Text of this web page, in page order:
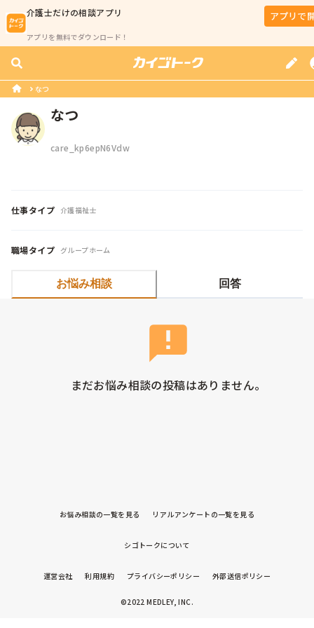
介護士だけの相談アプリ
アプリを無料でダウンロード！
アプリで
なつ
なつ
care_kp6epN6Vdw
仕事タイプ 介護福祉士
職場タイプ グループホーム
お悩み相談 回答
まだお悩み相談の投稿はありません。
お悩み相談の一覧を見る リアルアンケートの一覧を見る
シゴトークについて
運営会社 利用規約 プライバシーポリシー 外部送信ポリシー
©2022 MEDLEY, INC.